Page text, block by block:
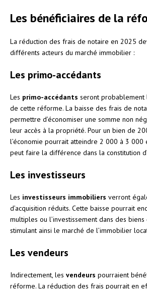
Les bénéficiaires de la
La réduction des frais de notaire en 2025
différents acteurs du marché immobilier :
Les primo-accédants
Les primo-accédants seront probablement
de cette réforme. La baisse des frais de
permettre d’économiser une somme non
leur accès à la propriété. Pour un bien de
l’économie pourrait atteindre 2 000 à 3 000
peut faire la différence dans la constitution
Les investisseurs
Les investisseurs immobiliers verront
d’acquisition réduits. Cette baisse pourrait
multiples ou l’investissement dans des
stimulant ainsi le marché de l’immobilier
Les vendeurs
Indirectement, les vendeurs pourraient
réforme. La réduction des frais pourrait en